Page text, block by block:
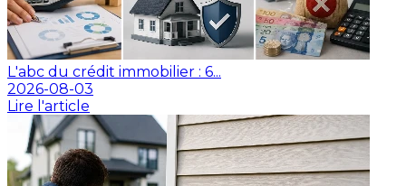
L'abc du crédit immobilier : 6...
2026-08-03
Lire l'article